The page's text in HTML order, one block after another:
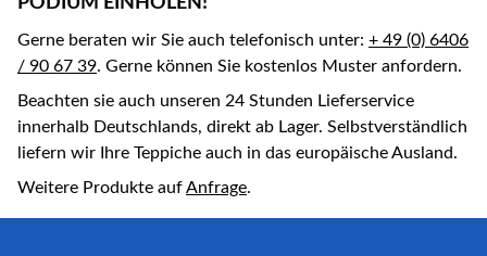
Gerne beraten wir Sie auch telefonisch unter: + 49 (0) 6406
/ 90 67 39. Gerne können Sie kostenlos Muster anfordern.
Beachten sie auch unseren 24 Stunden Lieferservice
innerhalb Deutschlands, direkt ab Lager. Selbstverständlich
liefern wir Ihre Teppiche auch in das europäische Ausland.
Weitere Produkte aufAnfrage.